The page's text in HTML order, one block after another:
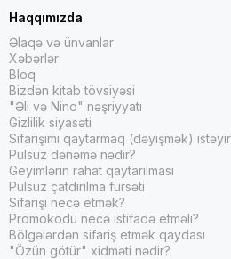
Haqqımızda
Əlaqə və ünvanlar
Xəbərlər
Bloq
Bizdən kitab tövsiyəsi
"Əli və Nino" nəşriyyatı
Gizlilik siyasəti
Sifarişimi qaytarmaq (dəyişmək)
Pulsuz dənəmə nədir?
Geyimlərin rahat qaytarılması
Pulsuz çatdırılma fürsəti
Sifarişi necə etmək?
Promokodu necə istifadə etməli?
Bölgələrdən sifariş etmək qaydası
"Özün götür" xidməti nədir?